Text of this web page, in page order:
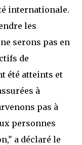
internationale.
les
serons pas en
de
été atteints et
à
pas à
personnes
a déclaré le